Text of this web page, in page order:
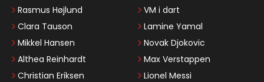
Rasmus Højlund
Clara Tauson
Mikkel Hansen
Althea Reinhardt
Christian Eriksen
VM i dart
Lamine Yamal
Novak Djokovic
Max Verstappen
Lionel Messi